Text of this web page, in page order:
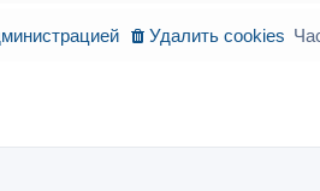
Удалить cookies